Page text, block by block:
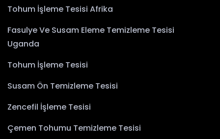
Tohum İşleme Tesisi Afrika
Fasulye Ve Susam Eleme Temizleme Tesisi
Uganda
Tohum İşleme Tesisi
Susam Ön Temizleme Tesisi
Zencefil İşleme Tesisi
Çemen Tohumu Temizleme Tesisi